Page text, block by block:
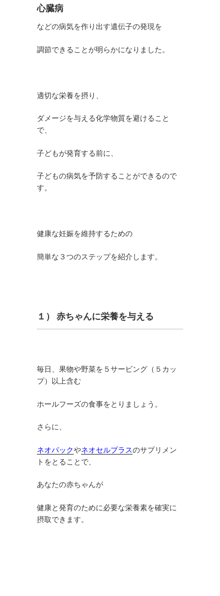
心臓病
などの病気を作り出す遺伝子の発現を
調節できることが明らかになりました。
適切な栄養を摂り、
ダメージを与える化学物質を避けること
で、
子どもが発育する前に、
子どもの病気を予防することができるので
す。
健康な妊娠を維持するための
簡単な３つのステップを紹介します。
１） 赤ちゃんに栄養を与える
毎日、果物や野菜を５サービング（５カッ
プ）以上含む
ホールフーズの食事をとりましょう。
さらに、
ネオパックやネオセルプラスのサプリメン
トをとることで、
あなたの赤ちゃんが
健康と発育のために必要な栄養素を確実に
摂取できます。